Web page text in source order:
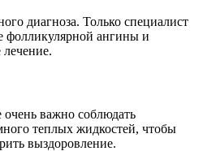
диагноза. Только специалист
фолликулярной ангины и
лечение.
важно соблюдать
теплых жидкостей, чтобы
выздоровление.